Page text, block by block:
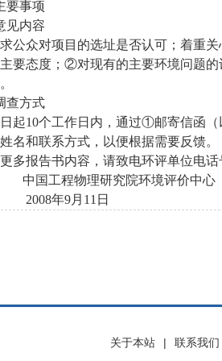
要事项
见内容
公众对项目的选址是否认可；着重
要态度；②对现有的主要环境问题
查方式
起10个工作日内，通过①邮寄信函
名和联系方式，以便根据需要反馈。
多报告书内容，请致电环评单位电话
中国工程物理研究院环境评价中心
2008年9月 11 日
关于本站 | 联系我们